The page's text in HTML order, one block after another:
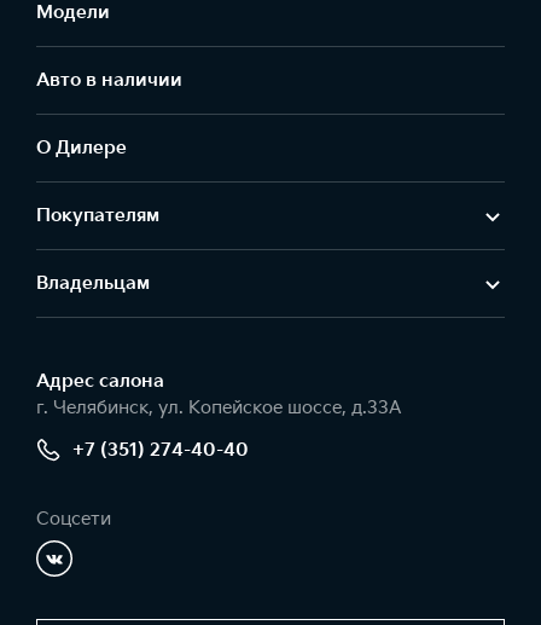
Модели
Авто в наличии
О Дилере
Покупателям
Владельцам
Адрес салонa
г. Челябинск, ул. Копейское шоссе, д.33А
+7 (351) 274-40-40
Соцсети